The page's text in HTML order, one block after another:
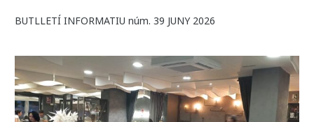
BUTLLETÍ INFORMATIU núm. 39 JUNY 2026